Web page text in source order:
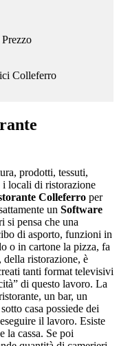
prodotti, tessuti,
i locali di ristorazione
Colleferro per
un Software
si pensa che una
di asporto, funzioni in
o in cartone la pizza, fa
ristorazione, è
tanti format televisivi
di questo lavoro. La
un bar, un
casa possiede dei
il lavoro. Esiste
la cassa. Se poi